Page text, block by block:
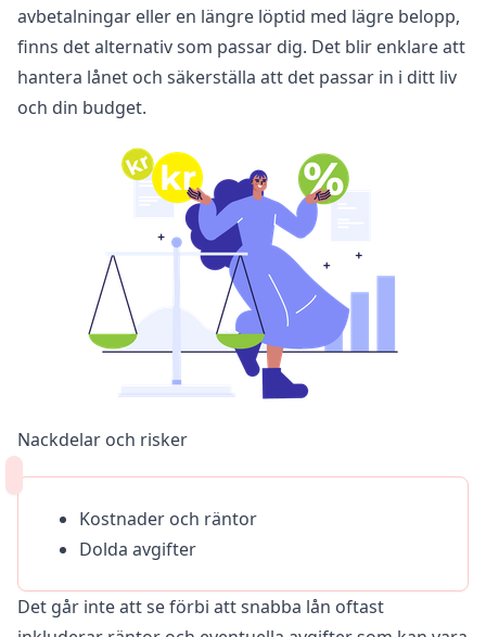
avbetalningar eller en längre löptid med lägre belopp,
finns det alternativ som passar dig. Det blir enklare att
hantera lånet och säkerställa att det passar in i ditt liv
och din budget.
Nackdelar och risker
Kostnader och räntor
Dolda avgifter
Det går inte att se förbi att snabba lån oftast